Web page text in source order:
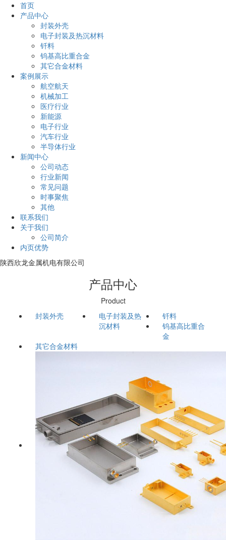
首页
产品中心
封装外壳
电子封装及热沉材料
钎料
钨基高比重合金
其它合金材料
案例展示
航空航天
机械加工
医疗行业
新能源
电子行业
汽车行业
半导体行业
新闻中心
公司动态
行业新闻
常见问题
时事聚焦
其他
联系我们
关于我们
公司简介
内页优势
陕西欣龙金属机电有限公司
产品中心
Product
封装外壳
电子封装及热
沉材料
钎料
钨基高比重合
金
其它合金材料